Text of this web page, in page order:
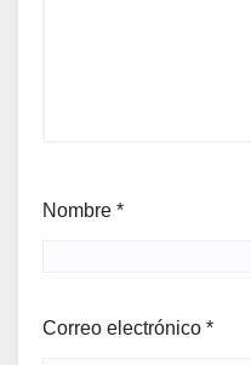
Nombre *
Correo electrónico *